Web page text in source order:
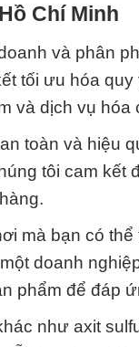
Chí Minh
và phân
tối ưu hóa
và dịch vụ
toàn và hiệu
tôi cam kết
mà bạn có
doanh
phẩm để đáp
như axit